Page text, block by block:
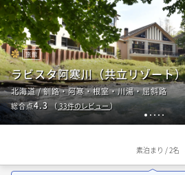
1 2 3 4 5
旅館
ラビスタ阿寒川（共立リゾート
北海道 / 釧路・阿寒・根室・川湯・屈斜路
総合点4.3（33件のレビュー）
素泊まり /2名